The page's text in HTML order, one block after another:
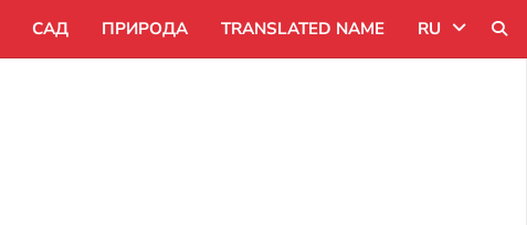
САД ПРИРОДА TRANSLATED NAME RU